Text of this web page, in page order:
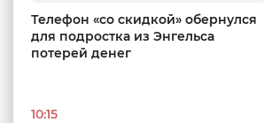
Телефон «со скидкой» обернулся
для подростка из Энгельса
потерей денег
10:15